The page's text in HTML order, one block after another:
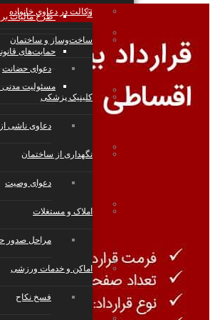
صنایع، تولید، حمل‌ونقل
رستوران، کافی‌شاپ،
وکالت در دعاوی خانواده
دعوای حضانت
دعاوی ناشی
دعوای وصیت
مراحل صدور
فسخ نکاح
طرح مالیات بر
حمایت‌های
مسئولیت
ساخت‌وساز و ساختمان
کلینیک پزشکی
نگهداری از ساختمان
املاک و مستغلات
اماکن و خدمات ورزشی